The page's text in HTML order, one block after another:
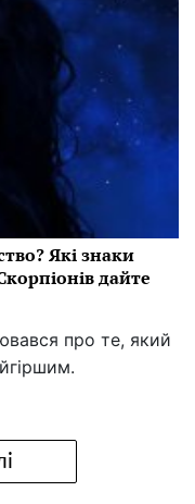
Які знаки
дайте
про те, який